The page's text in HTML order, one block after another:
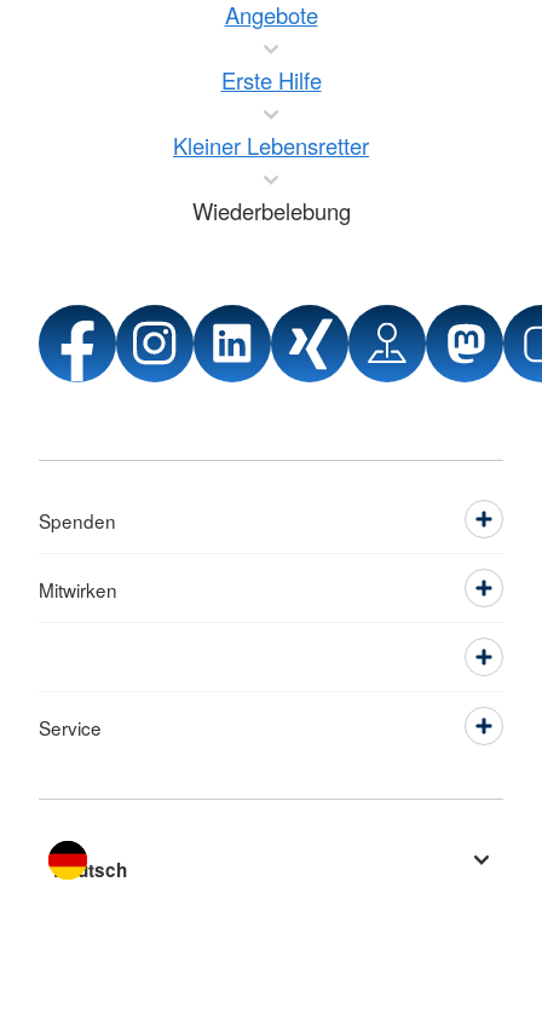
Angebote
Erste Hilfe
Kleiner Lebensretter
Wiederbelebung
Spenden
Mitwirken
Service
Sprache wechseln zu